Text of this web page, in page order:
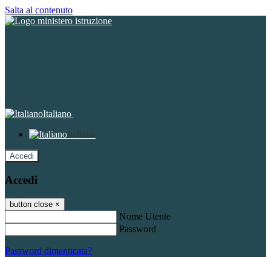
Salta al contenuto
Italiano
Italiano
Accedi
Accedi
button close ×
Nome Utente
Password
Password dimenticata?